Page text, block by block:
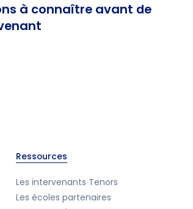
à connaître avant de
Ressources
Les intervenants Tenors
Les écoles partenaires